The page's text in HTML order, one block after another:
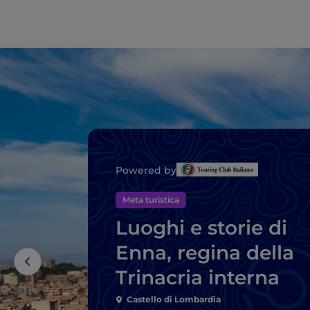
Powered by
Meta turistica
Luoghi e storie di
Enna, regina della
Trinacria interna
Castello di Lombardia